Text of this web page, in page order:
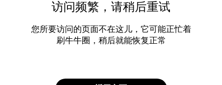
访问频繁，请稍后重试
您所要访问的页面不在这儿，它可能正忙着
刷牛牛圈，稍后就能恢复正常